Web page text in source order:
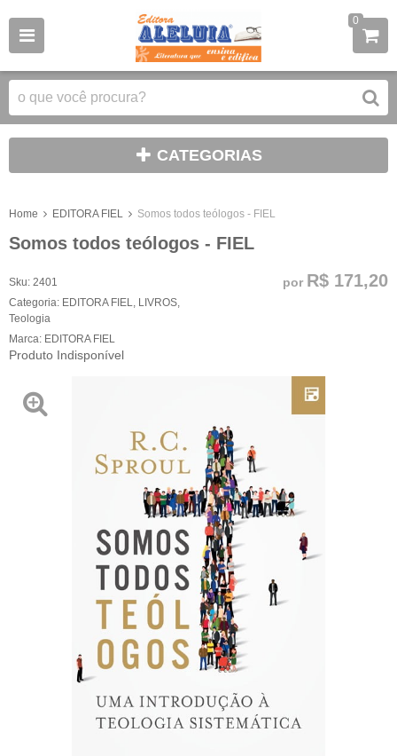
0
CATEGORIAS
Home EDITORA FIEL Somos todos teólogos - FIEL
Somos todos teólogos - FIEL
Sku: 2401
Categoria: EDITORA FIEL LIVROS
Teologia
Marca: EDITORA FIEL
Produto Indisponível
por R$ 171,20